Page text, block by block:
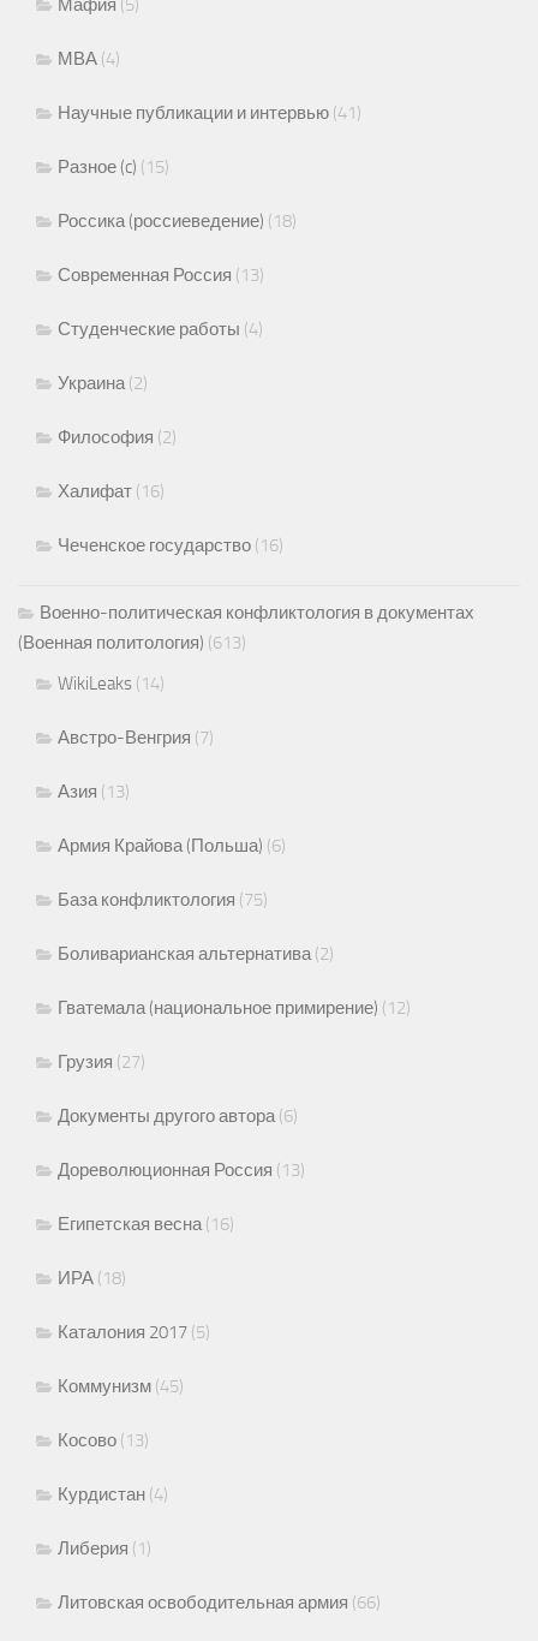
Мафия (5)
МВА (4)
Научные публикации и интервью (41)
Разное (c) (15)
Россика (россиеведение) (18)
Современная Россия (13)
Студенческие работы (4)
Украина(2)
Философия (2)
Халифат (16)
Чеченское государство (16)
Военно-политическая конфликтология в документах
(Военная политология) (613)
WikiLeaks (14)
Австро-Венгрия (7)
Азия (13)
Армия Крайова (Польша) (6)
База конфликтология (75)
Боливарианская альтернатива(2)
Гватемала (национальное примирение) (12)
Грузия (27)
Документы другого автора(6)
Дореволюционная Россия (13)
Египетская весна(16)
ИРА (18)
Каталония 2017 (5)
Коммунизм (45)
Косово (13)
Курдистан (4)
Либерия (1)
Литовская освободительная армия (66)